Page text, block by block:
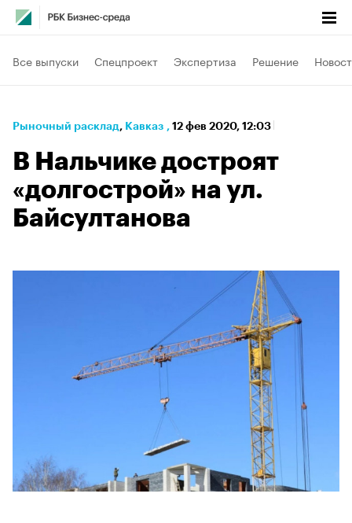
Все выпуски Спецпроект Экспертиза Решение
Рыночный расклад⁠, Кавказ , 12 фев 2020, 12:03
В Нальчике достроят
«долгострой» на ул.
Байсултанова